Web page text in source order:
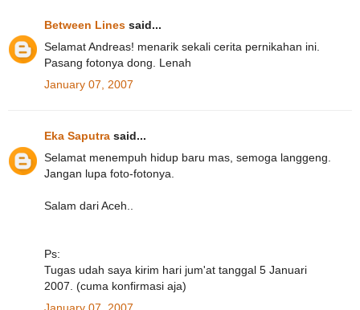
Between Lines said...
Selamat Andreas! menarik sekali cerita pernikahan ini.
Pasang fotonya dong. Lenah
January 07, 2007
Eka Saputra said...
Selamat menempuh hidup baru mas, semoga langgeng.
Jangan lupa foto-fotonya.
Salam dari Aceh..
Ps:
Tugas udah saya kirim hari jum'at tanggal 5 Januari
2007. (cuma konfirmasi aja)